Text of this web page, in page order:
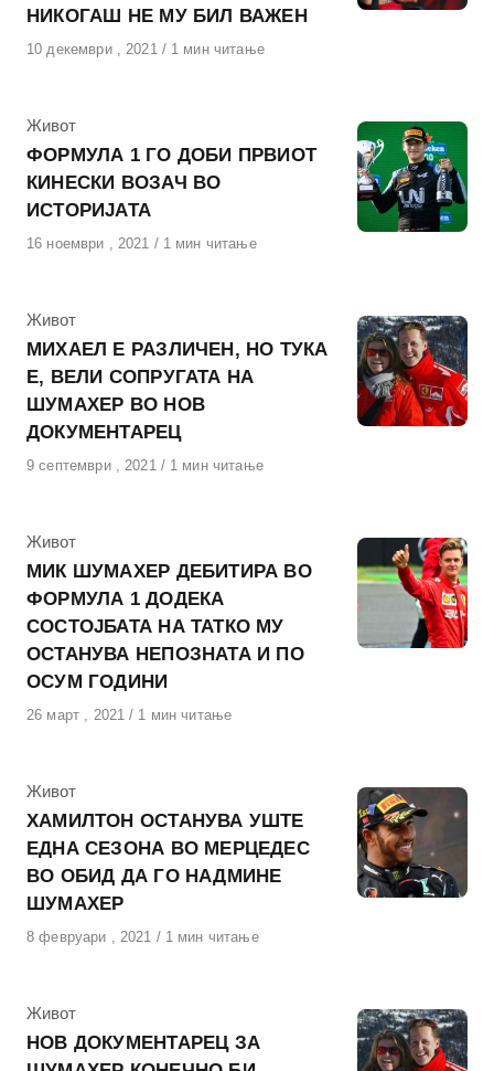
НИКОГАШ НЕ МУ БИЛ ВАЖЕН
Објавено
10 декември , 2021 1 мин читање
КАтегорија
Живот
ФОРМУЛА 1 ГО ДОБИ ПРВИОТ
КИНЕСКИ ВОЗАЧ ВО
ИСТОРИЈАТА
Објавено
16 ноември , 2021 1 мин читање
КАтегорија
Живот
МИХАЕЛ Е РАЗЛИЧЕН, НО ТУКА
Е, ВЕЛИ СОПРУГАТА НА
ШУМАХЕР ВО НОВ
ДОКУМЕНТАРЕЦ
Објавено
9 септември , 2021 1 мин читање
КАтегорија
Живот
МИК ШУМАХЕР ДЕБИТИРА ВО
ФОРМУЛА 1 ДОДЕКА
СОСТОЈБАТА НА ТАТКО МУ
ОСТАНУВА НЕПОЗНАТА И ПО
ОСУМ ГОДИНИ
Објавено
26 март , 2021 1 мин читање
КАтегорија
Живот
ХАМИЛТОН ОСТАНУВА УШТЕ
ЕДНА СЕЗОНА ВО МЕРЦЕДЕС
ВО ОБИД ДА ГО НАДМИНЕ
ШУМАХЕР
Објавено
8 февруари , 2021 1 мин читање
КАтегорија
Живот
НОВ ДОКУМЕНТАРЕЦ ЗА